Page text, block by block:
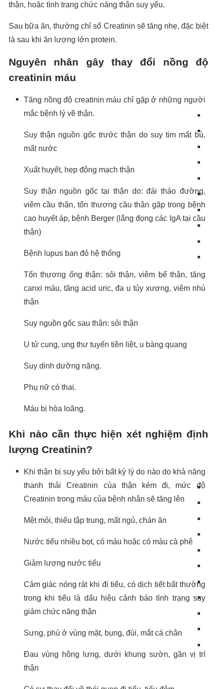
thận, hoặc tình trạng chức năng thận suy yếu.
Sau bữa ăn, thường chỉ số Creatinin sẽ tăng nhẹ, đặc biệt
là sau khi ăn lượng lớn protein.
Nguyên nhân gây thay đổi nồng độ
creatinin máu
Tăng nồng độ creatinin máu chỉ gặp ở những người
mắc bệnh lý về thận.
Suy thận nguồn gốc trước thận do suy tim mất bù,
mất nước
Xuất huyết, hẹp động mạch thận
Suy thận nguồn gốc tại thận do: đái tháo đường,
viêm cầu thận, tổn thương cầu thận gặp trong bệnh
cao huyết áp, bệnh Berger (lắng đọng các IgA tại cầu
thận)
Bệnh lupus ban đỏ hệ thống
Tổn thương ống thận: sỏi thận, viêm bể thận, tăng
canxi máu, tăng acid uric, đa u tủy xương, viêm nhú
thận
Suy nguồn gốc sau thận: sỏi thận
U tử cung, ung thư tuyến tiền liệt, u bàng quang
Suy dinh dưỡng nặng.
Phụ nữ có thai.
Máu bị hòa loãng.
Khi nào cần thực hiện xét nghiệm định
lượng Creatinin?
Khi thận bị suy yếu bởi bất kỳ lý do nào do khả năng
thanh thải Creatinin của thận kém đi, mức độ
Creatinin trong máu của bệnh nhân sẽ tăng lên
Mệt mỏi, thiếu tập trung, mất ngủ, chán ăn
Nước tiểu nhiều bọt, có máu hoặc có màu cà phê
Giảm lượng nước tiểu
Cảm giác nóng rát khi đi tiểu, có dịch tiết bất thường
trong khi tiểu là dấu hiệu cảnh báo tình trạng suy
giảm chức năng thận
Sưng, phù ở vùng mặt, bụng, đùi, mắt cá chân
Đau vùng hông lưng, dưới khung sườn, gần vị trí
thận